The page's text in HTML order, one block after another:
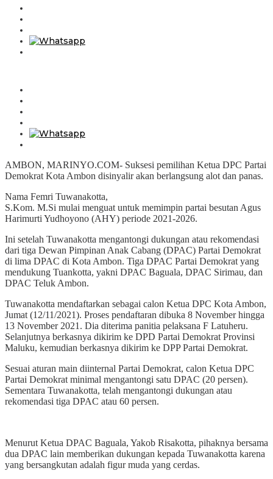
AMBON, MARINYO.COM- Suksesi pemilihan Ketua DPC Partai
Demokrat Kota Ambon disinyalir akan berlangsung alot dan panas.
Nama Femri Tuwanakotta,
S.Kom. M.Si mulai menguat untuk memimpin partai besutan Agus
Harimurti Yudhoyono (AHY) periode 2021-2026.
Ini setelah Tuwanakotta mengantongi dukungan atau rekomendasi
dari tiga Dewan Pimpinan Anak Cabang (DPAC) Partai Demokrat
di lima DPAC di Kota Ambon. Tiga DPAC Partai Demokrat yang
mendukung Tuankotta, yakni DPAC Baguala, DPAC Sirimau, dan
DPAC Teluk Ambon.
Tuwanakotta mendaftarkan sebagai calon Ketua DPC Kota Ambon,
Jumat (12/11/2021). Proses pendaftaran dibuka 8 November hingga
13 November 2021. Dia diterima panitia pelaksana F Latuheru.
Selanjutnya berkasnya dikirim ke DPD Partai Demokrat Provinsi
Maluku, kemudian berkasnya dikirim ke DPP Partai Demokrat.
Sesuai aturan main diinternal Partai Demokrat, calon Ketua DPC
Partai Demokrat minimal mengantongi satu DPAC (20 persen).
Sementara Tuwanakotta, telah mengantongi dukungan atau
rekomendasi tiga DPAC atau 60 persen.
Menurut Ketua DPAC Baguala, Yakob Risakotta, pihaknya bersama
dua DPAC lain memberikan dukungan kepada Tuwanakotta karena
yang bersangkutan adalah figur muda yang cerdas.